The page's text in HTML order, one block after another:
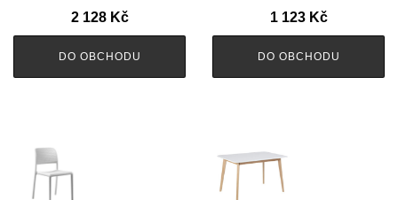
2 128 Kč
DO OBCHODU
1 123 Kč
DO OBCHODU